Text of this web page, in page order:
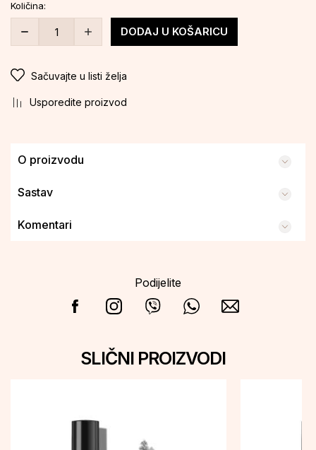
Količina:
DODAJ U KOŠARICU
Sačuvajte u listi želja
Usporedite proizvod
O proizvodu
Sastav
Komentari
Podijelite
SLIČNI PROIZVODI